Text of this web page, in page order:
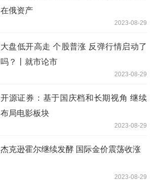
在俄资产
2023-08-29
大盘低开高走 个股普涨 反弹行情启动了
吗？丨就市论市
2023-08-29
开源证券：基于国庆档和长期视角 继续
布局电影板块
2023-08-29
杰克逊霍尔继续发酵 国际金价震荡收涨
2023-08-29